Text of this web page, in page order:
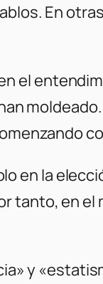
En
el
en la
tanto, en
y